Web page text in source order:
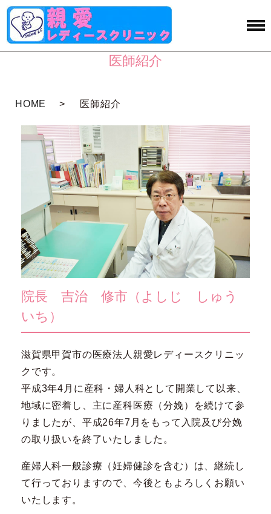
医師紹介
HOME 医師紹介
院長 吉治 修市（よしじ しゅう
いち）
滋賀県甲賀市の医療法人親愛レディースクリニッ
クです。
平成3年4月に産科・婦人科として開業して以来、
地域に密着し、主に産科医療（分娩）を続けて参
りましたが、平成26年7月をもって入院及び分娩
の取り扱いを終了いたしました。
産婦人科一般診療（妊婦健診を含む）は、継続し
て行っておりますので、今後ともよろしくお願い
いたします。